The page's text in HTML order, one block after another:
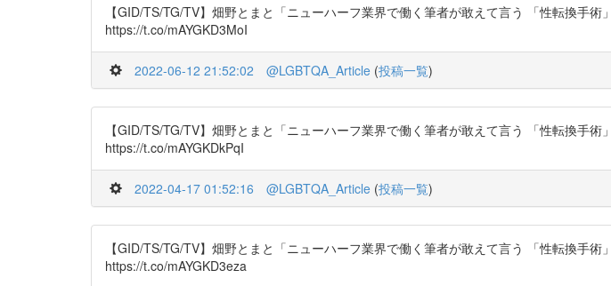
【GID/TS/TG/TV】畑野とまと「ニューハーフ業界で働く筆者が敢えて言う 「性転換手
https://t.co/mAYGKD3MoI
2022-06-12 21:52:02 @LGBTQA_Article (投稿一覧)
【GID/TS/TG/TV】畑野とまと「ニューハーフ業界で働く筆者が敢えて言う 「性転換手
https://t.co/mAYGKDkPqI
2022-04-17 01:52:16 @LGBTQA_Article (投稿一覧)
【GID/TS/TG/TV】畑野とまと「ニューハーフ業界で働く筆者が敢えて言う 「性転換手
https://t.co/mAYGKD3eza